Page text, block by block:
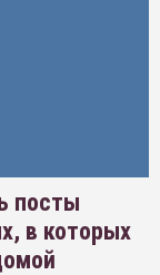
посты
в которых